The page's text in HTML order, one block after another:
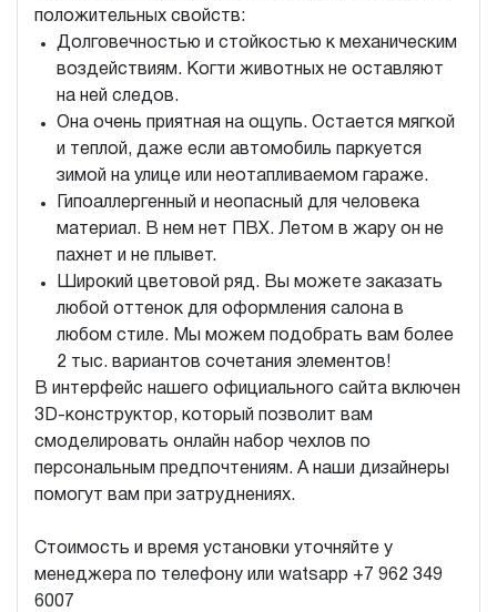
положительных свойств:
Долговечностью и стойкостью к механическим
воздействиям. Когти животных не оставляют
на ней следов.
Она очень приятная на ощупь. Остается мягкой
и теплой, даже если автомобиль паркуется
зимой на улице или неотапливаемом гараже.
Гипоаллергенный и неопасный для человека
материал. В нем нет ПВХ. Летом в жару он не
пахнет и не плывет.
Широкий цветовой ряд. Вы можете заказать
любой оттенок для оформления салона в
любом стиле. Мы можем подобрать вам более
2 тыс. вариантов сочетания элементов!
В интерфейс нашего официального сайта включен
3D-конструктор, который позволит вам
смоделировать онлайн набор чехлов по
персональным предпочтениям. А наши дизайнеры
помогут вам при затруднениях.
Стоимость и время установки уточняйте у
менеджера по телефону или watsapp +7 962 349
6007